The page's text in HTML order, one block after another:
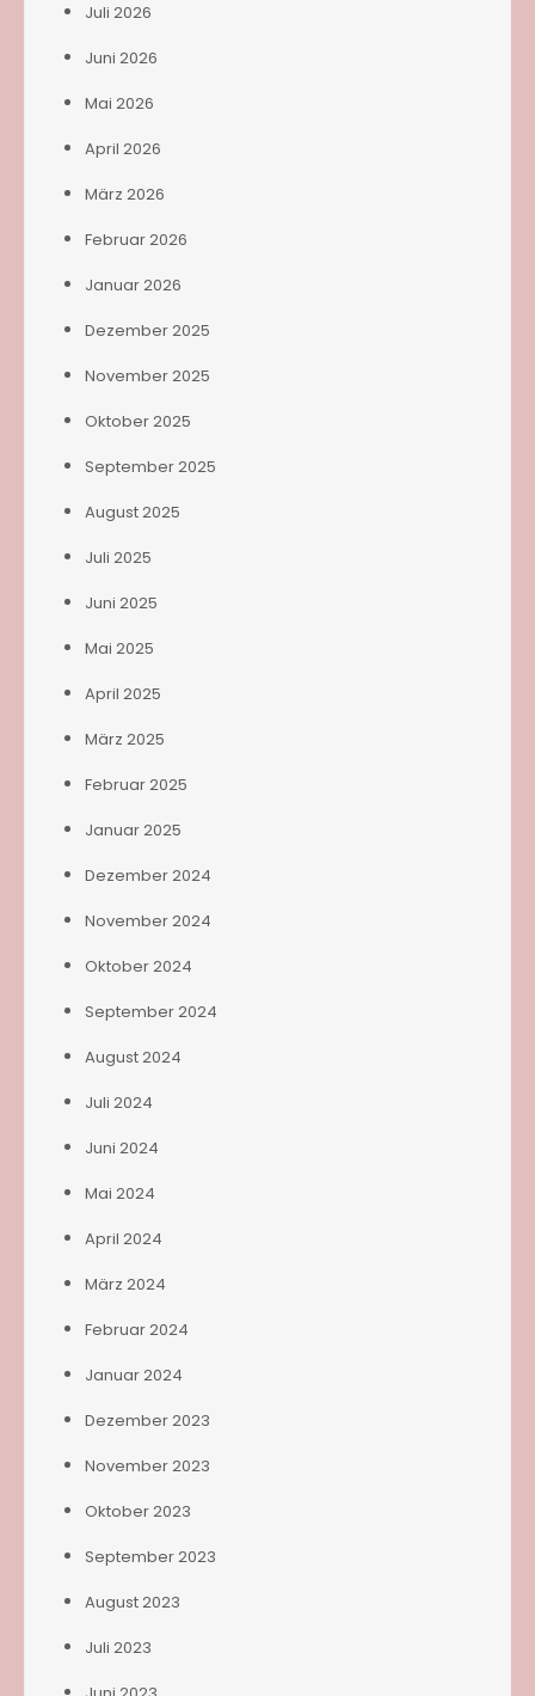
Juli 2026
Juni 2026
Mai 2026
April 2026
März 2026
Februar 2026
Januar 2026
Dezember 2025
November 2025
Oktober 2025
September 2025
August 2025
Juli 2025
Juni 2025
Mai 2025
April 2025
März 2025
Februar 2025
Januar 2025
Dezember 2024
November 2024
Oktober 2024
September 2024
August 2024
Juli 2024
Juni 2024
Mai 2024
April 2024
März 2024
Februar 2024
Januar 2024
Dezember 2023
November 2023
Oktober 2023
September 2023
August 2023
Juli 2023